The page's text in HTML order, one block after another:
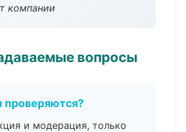
компании
вопросы
проверяются?
и модерация, только